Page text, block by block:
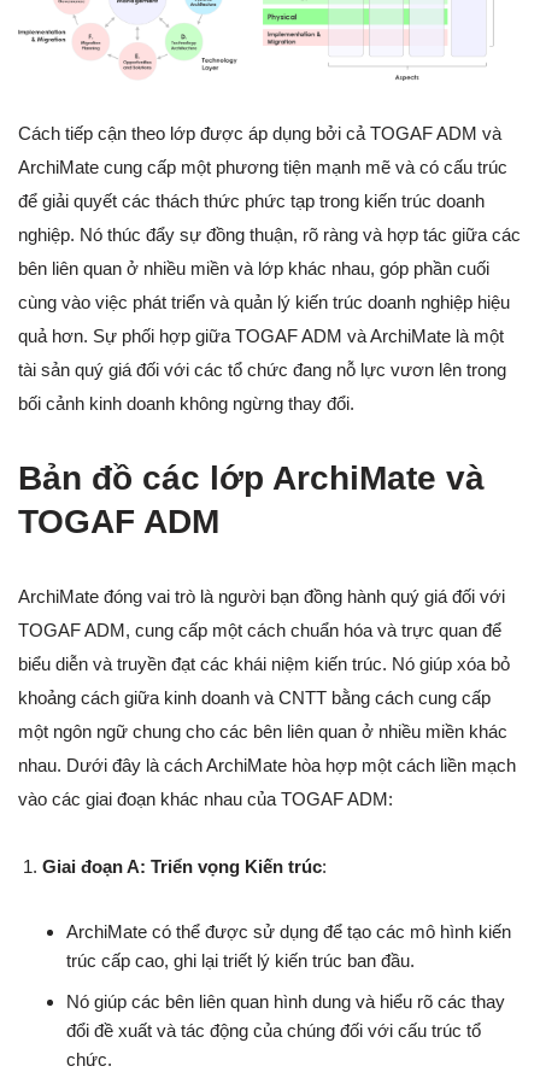
Cách tiếp cận theo lớp được áp dụng bởi cả TOGAF ADM và
ArchiMate cung cấp một phương tiện mạnh mẽ và có cấu trúc
để giải quyết các thách thức phức tạp trong kiến trúc doanh
nghiệp. Nó thúc đẩy sự đồng thuận, rõ ràng và hợp tác giữa các
bên liên quan ở nhiều miền và lớp khác nhau, góp phần cuối
cùng vào việc phát triển và quản lý kiến trúc doanh nghiệp hiệu
quả hơn. Sự phối hợp giữa TOGAF ADM và ArchiMate là một
tài sản quý giá đối với các tổ chức đang nỗ lực vươn lên trong
bối cảnh kinh doanh không ngừng thay đổi.
Bản đồ các lớp ArchiMate và
TOGAF ADM
ArchiMate đóng vai trò là người bạn đồng hành quý giá đối với
TOGAF ADM, cung cấp một cách chuẩn hóa và trực quan để
biểu diễn và truyền đạt các khái niệm kiến trúc. Nó giúp xóa bỏ
khoảng cách giữa kinh doanh và CNTT bằng cách cung cấp
một ngôn ngữ chung cho các bên liên quan ở nhiều miền khác
nhau. Dưới đây là cách ArchiMate hòa hợp một cách liền mạch
vào các giai đoạn khác nhau của TOGAF ADM:
Giai đoạn A: Triển vọng Kiến trúc:
ArchiMate có thể được sử dụng để tạo các mô hình kiến
trúc cấp cao, ghi lại triết lý kiến trúc ban đầu.
Nó giúp các bên liên quan hình dung và hiểu rõ các thay
đổi đề xuất và tác động của chúng đối với cấu trúc tổ
chức.